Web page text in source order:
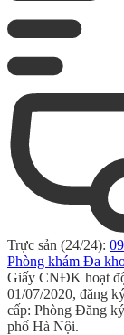
Trực sản (24/24):
Phòng khám Đa
Giấy CNĐK hoạt
01/07/2020, đăng
cấp: Phòng Đăng
phố Hà Nội.